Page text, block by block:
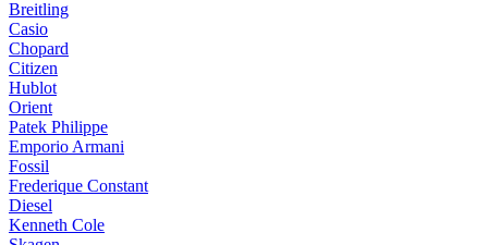
Breitling
Casio
Chopard
Citizen
Hublot
Orient
Patek Philippe
Emporio Armani
Fossil
Frederique Constant
Diesel
Kenneth Cole